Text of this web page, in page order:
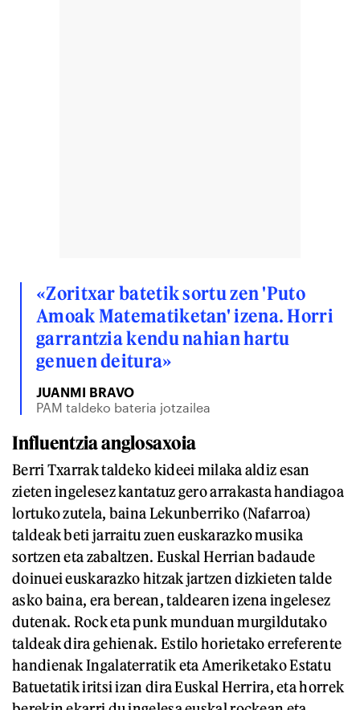
«Zoritxar batetik sortu zen 'Puto
Amoak Matematiketan' izena. Horri
garrantzia kendu nahian hartu
genuen deitura»
JUANMI BRAVO
PAM taldeko bateria jotzailea
Influentzia anglosaxoia
Berri Txarrak taldeko kideei milaka aldiz esan
zieten ingelesez kantatuz gero arrakasta handiagoa
lortuko zutela, baina Lekunberriko (Nafarroa)
taldeak beti jarraitu zuen euskarazko musika
sortzen eta zabaltzen. Euskal Herrian badaude
doinuei euskarazko hitzak jartzen dizkieten talde
asko baina, era berean, taldearen izena ingelesez
dutenak. Rock eta punk munduan murgildutako
taldeak dira gehienak. Estilo horietako erreferente
handienak Ingalaterratik eta Ameriketako Estatu
Batuetatik iritsi izan dira Euskal Herrira, eta horrek